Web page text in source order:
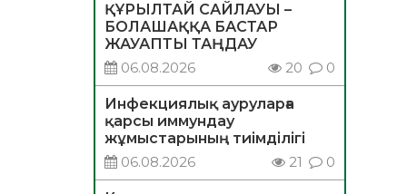
ҚҰРЫЛТАЙ САЙЛАУЫ –
БОЛАШАҚҚА БАСТАР
ЖАУАПТЫ ТАҢДАУ
06.08.2026
20 0
Инфекциялық ауруларға
қарсы иммундау
жұмыстарының тиімділігі
06.08.2026
21 0